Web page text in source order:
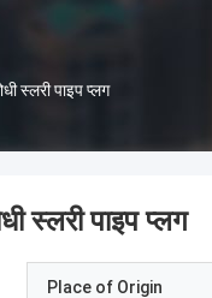
स्लरी पाइप प्लग
स्लरी पाइप प्लग
Place of Origin